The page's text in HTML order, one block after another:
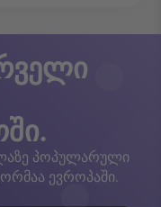
პოპულარული
ევროპაში.